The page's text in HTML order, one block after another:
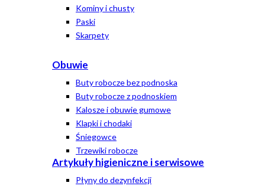
Kominy i chusty
Paski
Skarpety
Obuwie
Buty robocze bez podnoska
Buty robocze z podnoskiem
Kalosze i obuwie gumowe
Klapki i chodaki
Śniegowce
Trzewiki robocze
Artykuły higieniczne i serwisowe
Płyny do dezynfekcji